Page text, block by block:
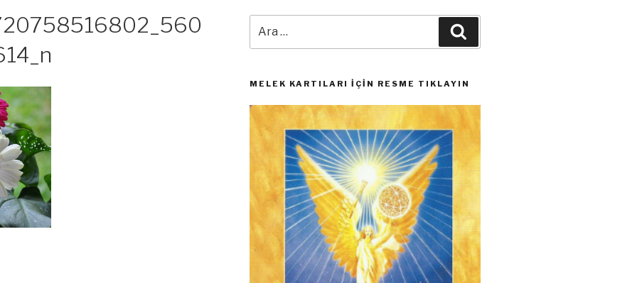
MELEK KARTILARI İÇIN RESME TIKLAYIN